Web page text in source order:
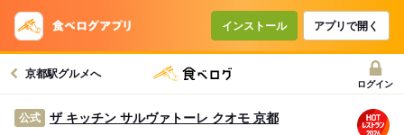
インストール アプリで開く
京都駅グルメへ
ログイン
公式 ザ キッチン サルヴァトーレ クオモ 京都